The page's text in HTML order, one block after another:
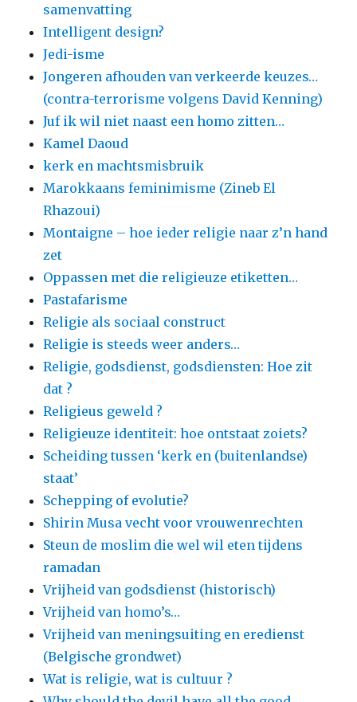
samenvatting
Intelligent design?
Jedi-isme
Jongeren afhouden van verkeerde keuzes…
(contra-terrorisme volgens David Kenning)
Juf ik wil niet naast een homo zitten…
Kamel Daoud
kerk en machtsmisbruik
Marokkaans feminimisme (Zineb El
Rhazoui)
Montaigne – hoe ieder religie naar z’n hand
zet
Oppassen met die religieuze etiketten…
Pastafarisme
Religie als sociaal construct
Religie is steeds weer anders…
Religie, godsdienst, godsdiensten: Hoe zit
dat ?
Religieus geweld ?
Religieuze identiteit: hoe ontstaat zoiets?
Scheiding tussen ‘kerk en (buitenlandse)
staat’
Schepping of evolutie?
Shirin Musa vecht voor vrouwenrechten
Steun de moslim die wel wil eten tijdens
ramadan
Vrijheid van godsdienst (historisch)
Vrijheid van homo’s…
Vrijheid van meningsuiting en eredienst
(Belgische grondwet)
Wat is religie, wat is cultuur ?